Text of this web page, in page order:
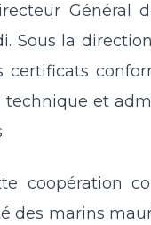
Général
Sous la
technique et
coopération
des marins